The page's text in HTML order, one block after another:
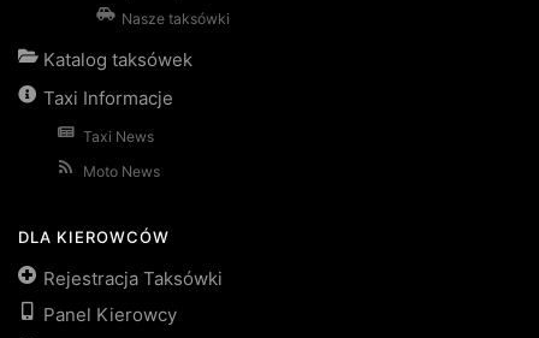
Nasze taksówki
Katalog taksówek
Taxi Informacje
Taxi News
Moto News
DLA KIEROWCÓW
Rejestracja Taksówki
Panel Kierowcy